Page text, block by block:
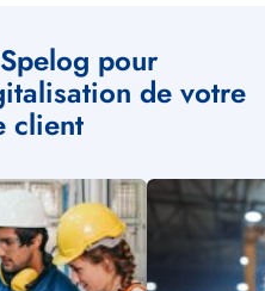
pour
de votre
client
Illustration
vignette